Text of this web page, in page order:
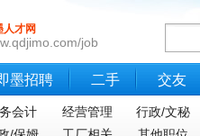
人才网
job
墨招聘 二手 交友
会计 经营管理
行政/文秘